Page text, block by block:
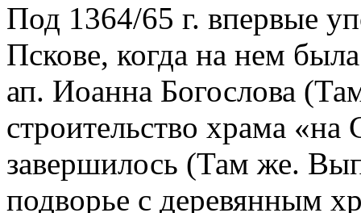
Под 1364/65 г. впервые
Пскове, когда на нем
ап. Иоанна Богослова
строительство храма «на
завершилось (Там же.
подворье с деревянным